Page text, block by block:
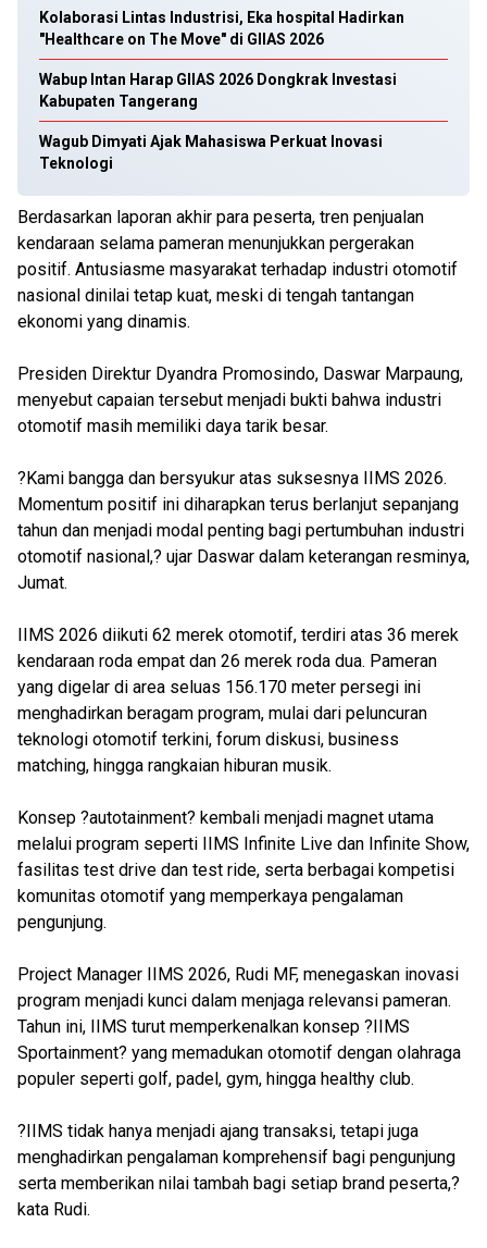
Kolaborasi Lintas Industrisi, Eka hospital Hadirkan
"Healthcare on The Move" di GIIAS 2026
Wabup Intan Harap GIIAS 2026 Dongkrak Investasi
Kabupaten Tangerang
Wagub Dimyati Ajak Mahasiswa Perkuat Inovasi
Teknologi
Berdasarkan laporan akhir para peserta, tren penjualan
kendaraan selama pameran menunjukkan pergerakan
positif. Antusiasme masyarakat terhadap industri otomotif
nasional dinilai tetap kuat, meski di tengah tantangan
ekonomi yang dinamis.
Presiden Direktur Dyandra Promosindo, Daswar Marpaung,
menyebut capaian tersebut menjadi bukti bahwa industri
otomotif masih memiliki daya tarik besar.
?Kami bangga dan bersyukur atas suksesnya IIMS 2026.
Momentum positif ini diharapkan terus berlanjut sepanjang
tahun dan menjadi modal penting bagi pertumbuhan industri
otomotif nasional,? ujar Daswar dalam keterangan resminya,
Jumat.
IIMS 2026 diikuti 62 merek otomotif, terdiri atas 36 merek
kendaraan roda empat dan 26 merek roda dua. Pameran
yang digelar di area seluas 156.170 meter persegi ini
menghadirkan beragam program, mulai dari peluncuran
teknologi otomotif terkini, forum diskusi, business
matching, hingga rangkaian hiburan musik.
Konsep ?autotainment? kembali menjadi magnet utama
melalui program seperti IIMS Infinite Live dan Infinite Show,
fasilitas test drive dan test ride, serta berbagai kompetisi
komunitas otomotif yang memperkaya pengalaman
pengunjung.
Project Manager IIMS 2026, Rudi MF, menegaskan inovasi
program menjadi kunci dalam menjaga relevansi pameran.
Tahun ini, IIMS turut memperkenalkan konsep ?IIMS
Sportainment? yang memadukan otomotif dengan olahraga
populer seperti golf, padel, gym, hingga healthy club.
?IIMS tidak hanya menjadi ajang transaksi, tetapi juga
menghadirkan pengalaman komprehensif bagi pengunjung
serta memberikan nilai tambah bagi setiap brand peserta,?
kata Rudi.